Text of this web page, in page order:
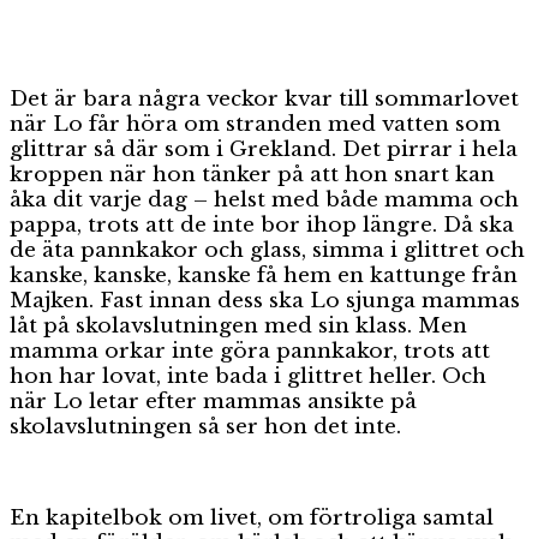
Det är bara några veckor kvar till sommarlovet
när Lo får höra om stranden med vatten som
glittrar så där som i Grekland. Det pirrar i hela
kroppen när hon tänker på att hon snart kan
åka dit varje dag – helst med både mamma och
pappa, trots att de inte bor ihop längre. Då ska
de äta pannkakor och glass, simma i glittret och
kanske, kanske, kanske få hem en kattunge från
Majken. Fast innan dess ska Lo sjunga mammas
låt på skolavslutningen med sin klass. Men
mamma orkar inte göra pannkakor, trots att
hon har lovat, inte bada i glittret heller. Och
när Lo letar efter mammas ansikte på
skolavslutningen så ser hon det inte.
En kapitelbok om livet, om förtroliga samtal